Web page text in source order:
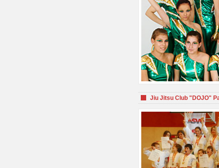
Jiu Jitsu Club "DOJO"